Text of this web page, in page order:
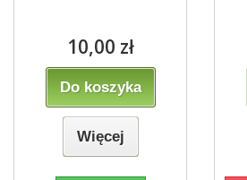
10,00 zł
Do koszyka
Więcej